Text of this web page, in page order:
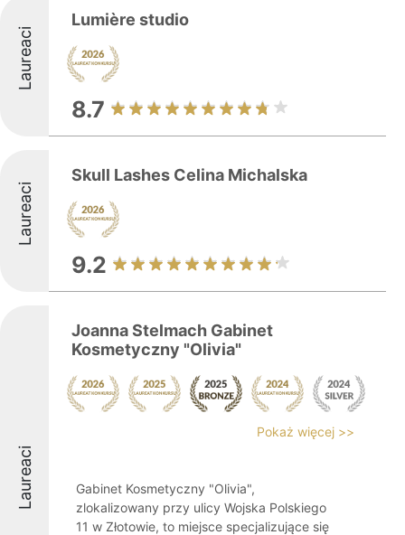
Laureaci
Lumière studio
8.7
Laureaci
Skull Lashes Celina Michalska
9.2
Laureaci
Joanna Stelmach Gabinet
Kosmetyczny "Olivia"
Pokaż więcej >>
Gabinet Kosmetyczny "Olivia",
zlokalizowany przy ulicy Wojska Polskiego
11 w Złotowie, to miejsce specjalizujące się